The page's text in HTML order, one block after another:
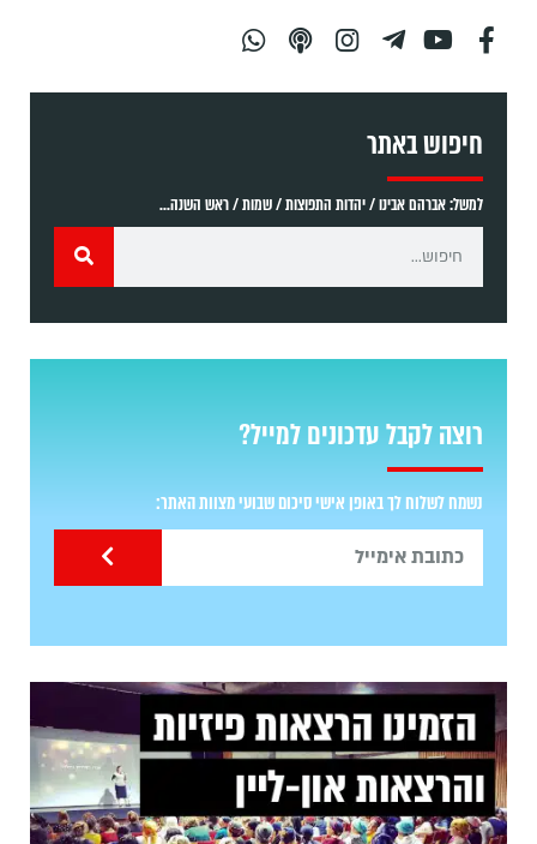
חיפוש באתר
למשל: אברהם אבינו / יהדות התפוצות / שמות / ראש השנה...
רוצה לקבל עדכונים למייל?
נשמח לשלוח לך באופן אישי סיכום שבועי מצוות האתר: